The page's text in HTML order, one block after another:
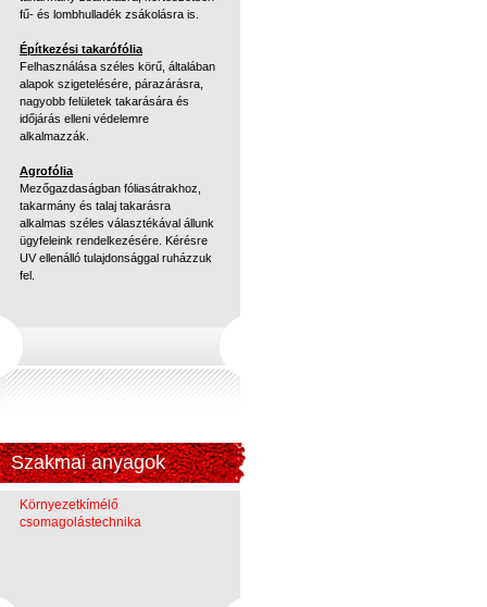
fű- és lombhulladék zsákolásra is.
Építkezési takarófólia
Felhasználása széles körű, általában
alapok szigetelésére, párazárásra,
nagyobb felületek takarására és
időjárás elleni védelemre
alkalmazzák.
Agrofólia
Mezőgazdaságban fóliasátrakhoz,
takarmány és talaj takarásra
alkalmas széles választékával állunk
ügyfeleink rendelkezésére. Kérésre
UV ellenálló tulajdonsággal ruházzuk
fel.
Szakmai anyagok
Környezetkímélő
csomagolástechnika